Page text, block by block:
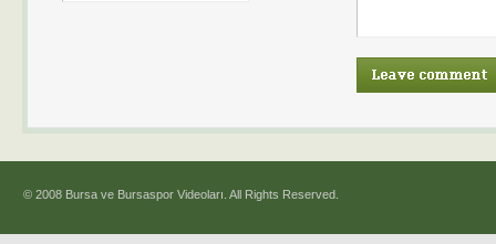
© 2008 Bursa ve Bursaspor Videoları. All Rights Reserved.